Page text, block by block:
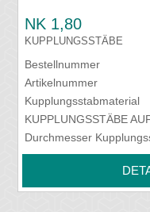
NK 1,80
KUPPLUNGSSTÄBE
Bestellnummer
Artikelnummer
Kupplungsstabmaterial
KUPPLUNGSSTÄBE
Durchmesser